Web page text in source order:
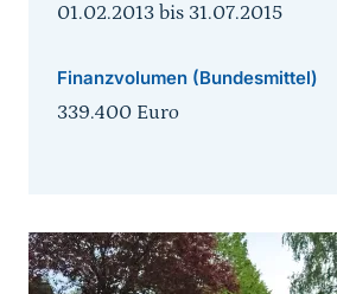
01.02.2013 bis 31.07.2015
Finanzvolumen (Bundesmittel)
339.400 Euro